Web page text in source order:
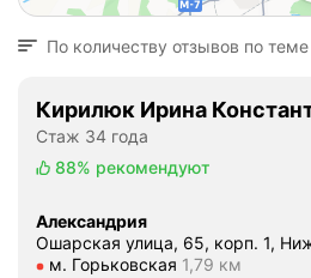
По количеству отзывов по теме
Кирилюк Ирина
Стаж 34 года
88% рекомендуют
Александрия
Ошарская улица, 65, корп. 1,
Метро м. Горьковская
м. Горьковская 1,79 км